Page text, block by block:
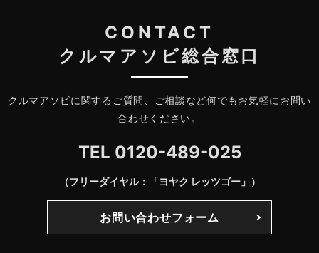
CONTACT
クルマアソビ総合窓口
クルマアソビに関するご質問、ご相談など何でもお気軽にお問い
合わせください。
TEL 0120-489-025
（フリーダイヤル：「ヨヤク レッツゴー」）
お問い合わせフォーム